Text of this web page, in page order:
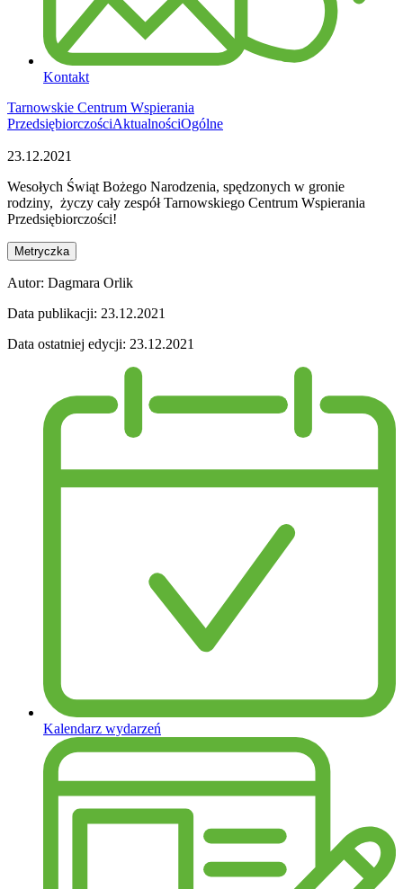
Kontakt
Tarnowskie Centrum Wspierania
PrzedsiębiorczościAktualnościOgólne
23.12.2021
Wesołych Świąt Bożego Narodzenia, spędzonych w gronie
rodziny, życzy cały zespół Tarnowskiego Centrum Wspierania
Przedsiębiorczości!
Metryczka
Autor: Dagmara Orlik
Data publikacji: 23.12.2021
Data ostatniej edycji: 23.12.2021
Kalendarz wydarzeń